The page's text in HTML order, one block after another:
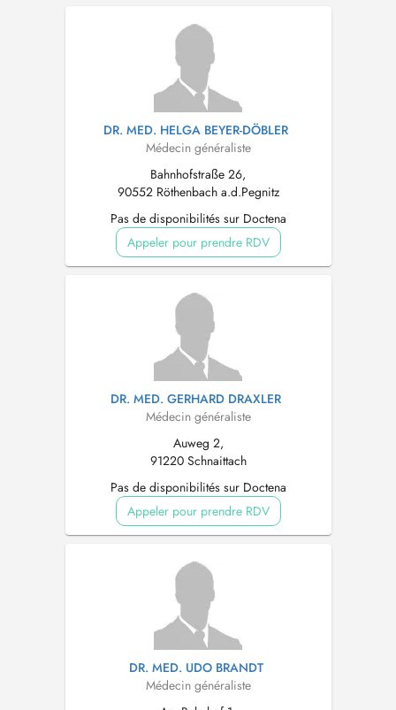
DR. MED. HELGA BEYER-DÖBLER
Médecin généraliste
Bahnhofstraße 26,
90552 Röthenbach a.d.Pegnitz
Pas de disponibilités sur Doctena
Appeler pour prendre RDV
DR. MED. GERHARD DRAXLER
Médecin généraliste
Auweg 2,
91220 Schnaittach
Pas de disponibilités sur Doctena
Appeler pour prendre RDV
DR. MED. UDO BRANDT
Médecin généraliste